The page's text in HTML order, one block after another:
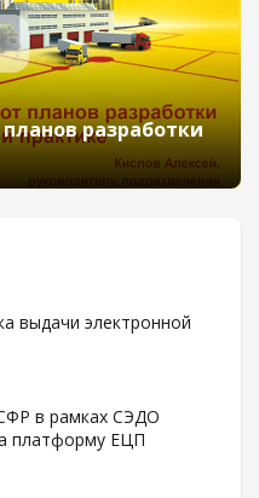
разработки
выдачи электронной
в рамках СЭДО
платформу ЕЦП